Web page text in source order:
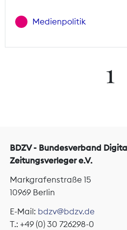
Medienpolitik
1
BDZV - Bundesverband
Zeitungsverleger e.V.
Markgrafenstraße 15
10969 Berlin
E-Mail: bdzv@bdzv.de
T.: +49 (0) 30 726298-0